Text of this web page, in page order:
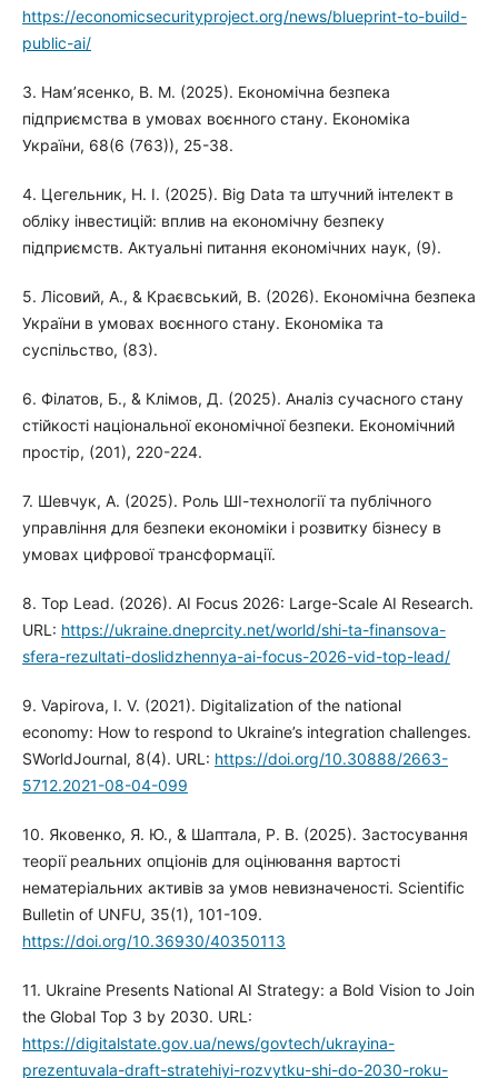
https://economicsecurityproject.org/news/blueprint-to-build-
public-ai/
3. Нам’ясенко, В. М. (2025). Економічна безпека
підприємства в умовах воєнного стану. Економіка
України, 68(6 (763)), 25-38.
4. Цегельник, Н. І. (2025). Big Data та штучний інтелект в
обліку інвестицій: вплив на економічну безпеку
підприємств. Актуальні питання економічних наук, (9).
5. Лісовий, А., & Краєвський, В. (2026). Економічна безпека
України в умовах воєнного стану. Економіка та
суспільство, (83).
6. Філатов, Б., & Клімов, Д. (2025). Аналіз сучасного стану
стійкості національної економічної безпеки. Економічний
простір, (201), 220-224.
7. Шевчук, А. (2025). Роль ШІ-технології та публічного
управління для безпеки економіки і розвитку бізнесу в
умовах цифрової трансформації.
8. Top Lead. (2026). AI Focus 2026: Large-Scale AI Research.
URL: https://ukraine.dneprcity.net/world/shi-ta-finansova-
sfera-rezultati-doslidzhennya-ai-focus-2026-vid-top-lead/
9. Vapirova, I. V. (2021). Digitalization of the national
economy: How to respond to Ukraine’s integration challenges.
SWorldJournal, 8(4). URL: https://doi.org/10.30888/2663-
5712.2021-08-04-099
10. Яковенко, Я. Ю., & Шаптала, Р. В. (2025). Застосування
теорії реальних опціонів для оцінювання вартості
нематеріальних активів за умов невизначеності. Scientific
Bulletin of UNFU, 35(1), 101-109.
https://doi.org/10.36930/40350113
11. Ukraine Presents National AI Strategy: a Bold Vision to Join
the Global Top 3 by 2030. URL:
https://digitalstate.gov.ua/news/govtech/ukrayina-
prezentuvala-draft-stratehiyi-rozvytku-shi-do-2030-roku-